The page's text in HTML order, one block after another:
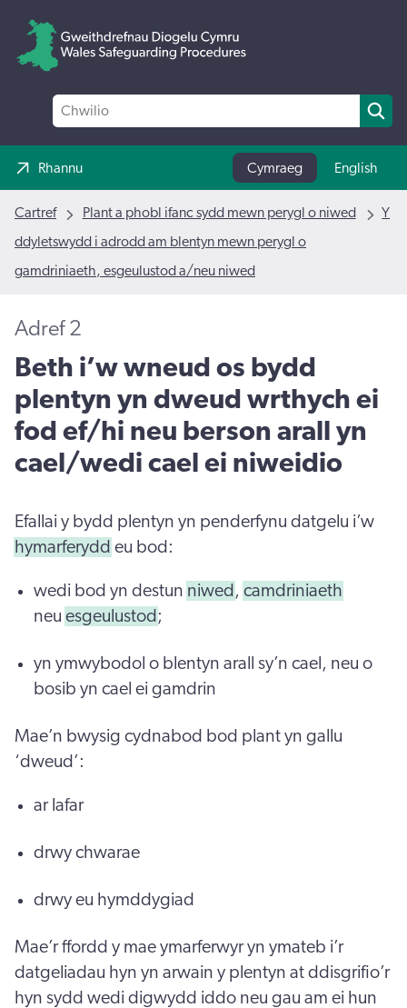
Rhannu Cymraeg English
Cartref Plant a phobl ifanc sydd mewn perygl o niwed
Y
ddyletswydd i adrodd am blentyn mewn perygl o
gamdriniaeth, esgeulustod a/neu niwed
Beth i’w wneud os bydd
plentyn yn dweud wrthych ei
fod ef/hi neu berson arall yn
cael/wedi cael ei niweidio
Adref 2
Efallai y bydd plentyn yn penderfynu datgelu i’w
hymarferydd eu bod:
wedi bod yn destun niwed , camdriniaeth
neu esgeulustod ;
yn ymwybodol o blentyn arall sy’n cael, neu o
bosib yn cael ei gamdrin
Mae’n bwysig cydnabod bod plant yn gallu
‘dweud’:
ar lafar
drwy chwarae
drwy eu hymddygiad
Mae’r ffordd y mae ymarferwyr yn ymateb i’r
datgeliadau hyn yn arwain y plentyn at ddisgrifio’r
hyn sydd wedi digwydd iddo neu gau am ei hun